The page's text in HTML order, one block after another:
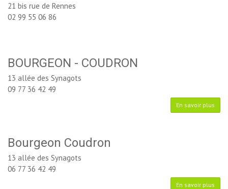
21 bis rue de Rennes
02 99 55 06 86
BOURGEON - COUDRON
13 allée des Synagots
09 77 36 42 49
En savoir plus
Bourgeon Coudron
13 allée des Synagots
06 77 36 42 49
En savoir plus